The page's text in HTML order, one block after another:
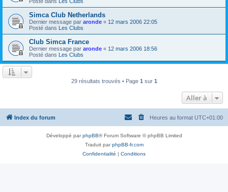
Simca Club Netherlands
Dernier message par aronde « 12 mars 2006 22:05
Posté dans Les Clubs
Club Simca France
Dernier message par aronde « 12 mars 2006 18:56
Posté dans Les Clubs
29 résultats trouvés • Page 1 sur 1
Aller à
Index du forum Heures au format UTC+01:00
Développé parphpBB® Forum Software © phpBB Limited
Traduit parphpBB-fr.com
Confidentialité | Conditions